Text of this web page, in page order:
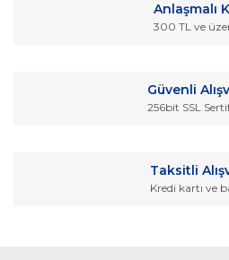
Ürün bilgilerinde hatalar
Gönder
Anlaşmalı
300 TL ve
Güvenli
256bit SSL
Taksitli
Kredi kartı ve